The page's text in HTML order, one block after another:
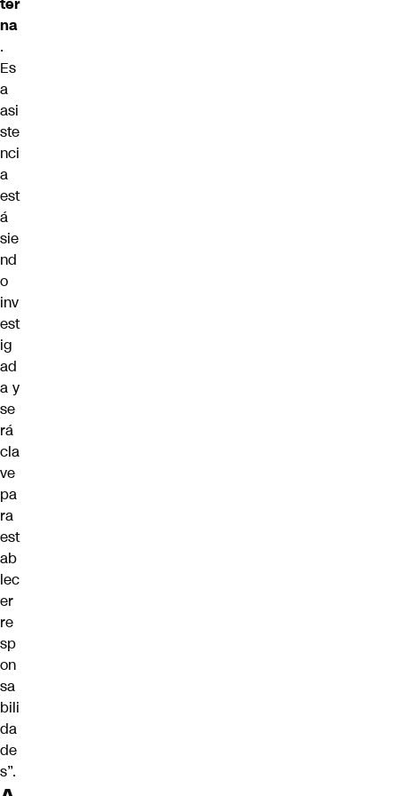
na
.
Es
a
asi
ste
nci
a
est
á
sie
nd
o
inv
est
ig
ad
a y
se
rá
cla
ve
pa
ra
est
ab
lec
er
re
sp
on
sa
bili
da
de
s”.